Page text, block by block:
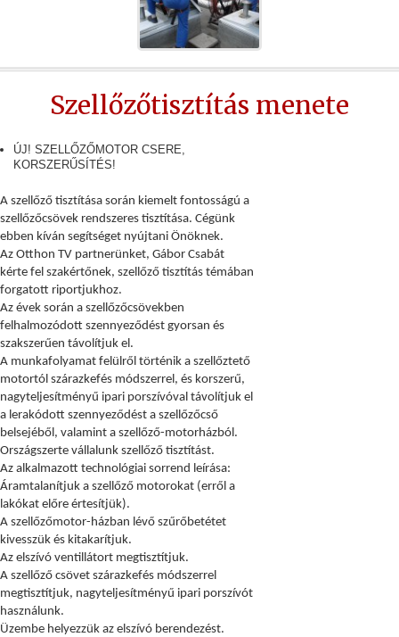
Szellőzőtisztítás menete
ÚJ! SZELLŐZŐMOTOR CSERE,
KORSZERŰSÍTÉS!
A szellőző tisztítása során kiemelt fontosságú a
szellőzőcsövek rendszeres tisztítása. Cégünk
ebben kíván segítséget nyújtani Önöknek.
Az Otthon TV partnerünket, Gábor Csabát
kérte fel szakértőnek, szellőző tisztítás témában
forgatott riportjukhoz.
Az évek során a szellőzőcsövekben
felhalmozódott szennyeződést gyorsan és
szakszerűen távolítjuk el.
A munkafolyamat fel ülről történik a szellőztető
motortól szárazkefés módszerrel, és korszerű,
nagyteljesítményű ipari porszívóval távolítjuk el
a lerakódott szennyeződést a szellőzőcső
belsejéből, valamint a szellőző-motorházból.
Országszerte vállalunk szellőző tisztítást.
Az alkalmazott technol ógiai sorrend leírása:
Áramtalanítjuk a szellőző motorokat (erről a
lakókat előre értesítjük).
A szellőzőmotor-házban lévő szűrőbetétet
kivesszük és kitakarítjuk.
Az elszívó ventillátort megtisztítjuk.
A szellőző csövet szárazkefés módszerrel
megtisztítjuk, nagyteljesítményű ipari porszívót
használunk.
Üzembe helyezzük az elszívó berendezést.